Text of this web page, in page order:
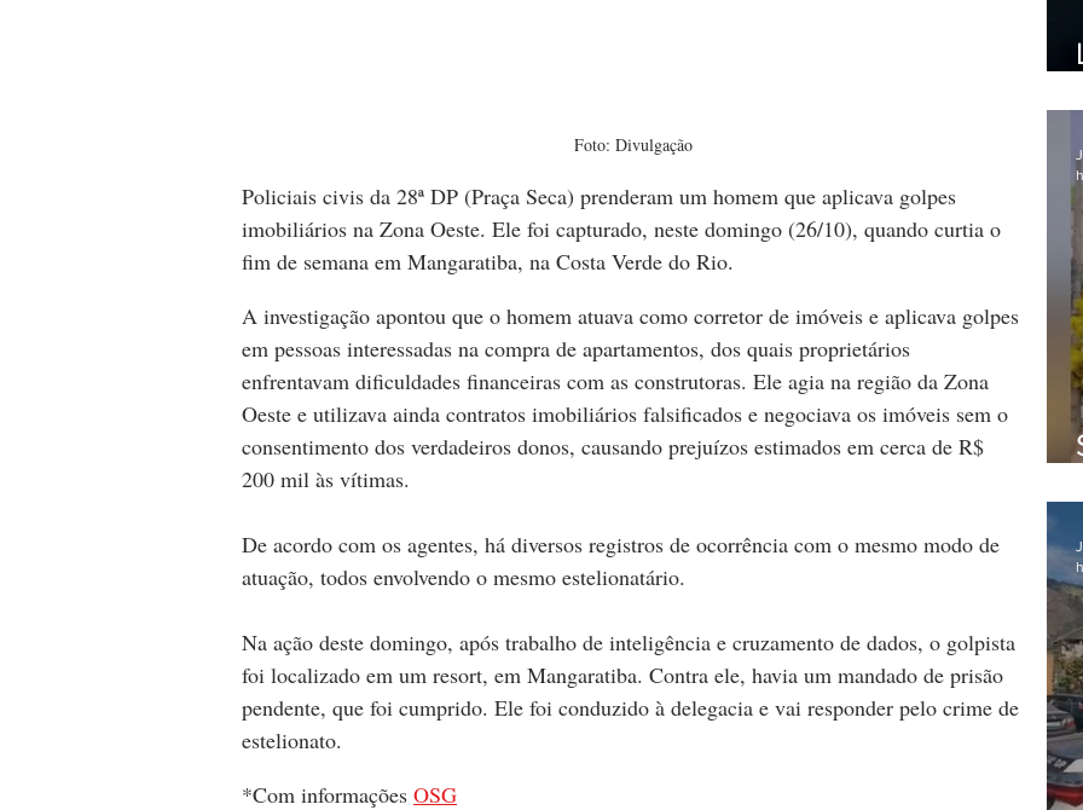
Foto: Divulgação
Policiais civis da 28ª DP (Praça Seca) prenderam um homem que aplicava golpes
imobiliários na Zona Oeste. Ele foi capturado, neste domingo (26/10), quando curtia o
fim de semana em Mangaratiba, na Costa Verde do Rio.
A investigação apontou que o homem atuava como corretor de imóveis e aplicava golpes
em pessoas interessadas na compra de apartamentos, dos quais proprietários
enfrentavam dificuldades financeiras com as construtoras. Ele agia na região da Zona
Oeste e utilizava ainda contratos imobiliários falsificados e negociava os imóveis sem o
consentimento dos verdadeiros donos, causando prejuízos estimados em cerca de R$
200 mil às vítimas.
De acordo com os agentes, há diversos registros de ocorrência com o mesmo modo de
atuação, todos envolvendo o mesmo estelionatário.
Na ação deste domingo, após trabalho de inteligência e cruzamento de dados, o golpista
foi localizado em um resort, em Mangaratiba. Contra ele, havia um mandado de prisão
pendente, que foi cumprido. Ele foi conduzido à delegacia e vai responder pelo crime de
estelionato.
*Com informações OSG